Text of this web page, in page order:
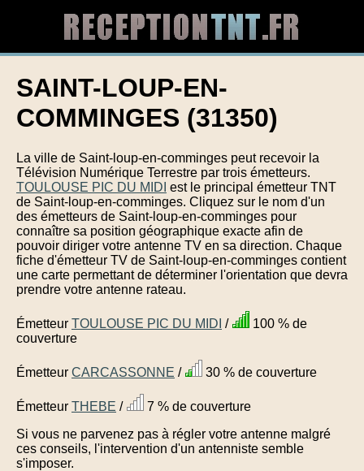
SAINT-LOUP-EN-
COMMINGES (31350)
La ville de Saint-loup-en-comminges peut recevoir la
Télévision Numérique Terrestre par trois émetteurs.
TOULOUSE PIC DU MIDI est le principal émetteur TNT
de Saint-loup-en-comminges. Cliquez sur le nom d'un
des émetteurs de Saint-loup-en-comminges pour
connaître sa position géographique exacte afin de
pouvoir diriger votre antenne TV en sa direction. Chaque
fiche d'émetteur TV de Saint-loup-en-comminges contient
une carte permettant de déterminer l'orientation que devra
prendre votre antenne rateau.
Émetteur TOULOUSE PIC DU MIDI /
100 % de
couverture
Émetteur CARCASSONNE / 30 % de couverture
Émetteur THEBE /
7 % de couverture
Si vous ne parvenez pas à régler votre antenne malgré
ces conseils, l'intervention d'un antenniste semble
s'imposer.